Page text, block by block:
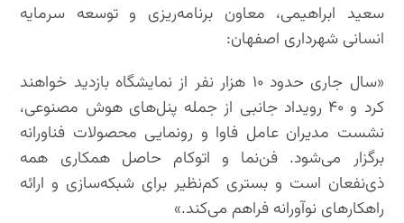
سعید ابراهیمی، معاون برنامه‌ریزی و توسعه سرمایه
انسانی شهرداری اصفهان:
«سال جاری حدود ۱۰ هزار نفر از نمایشگاه بازدید خواهند
کرد و ۴۰ رویداد جانبی از جمله پنل‌های هوش مصنوعی،
نشست مدیران عامل فاوا و رونمایی محصولات فناورانه
برگزار می‌شود. فن‌نما و اتوکام حاصل همکاری همه
ذی‌نفعان است و بستری کم‌نظیر برای شبکه‌سازی و ارائه
راهکارهای نوآورانه فراهم می‌کند.»